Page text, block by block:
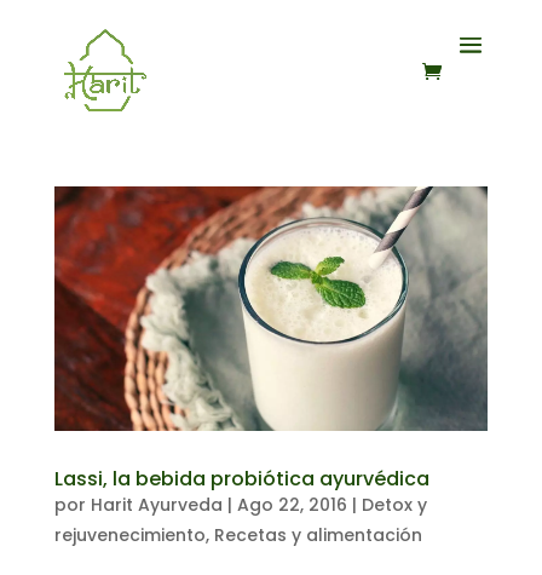
Lassi, la bebida probiótica ayurvédica
por Harit Ayurveda | Ago 22, 2016 | Detox y
rejuvenecimiento, Recetas y alimentación